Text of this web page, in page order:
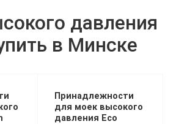
давления
в Минске
Принадлежности
для моек высокого
давления Eco